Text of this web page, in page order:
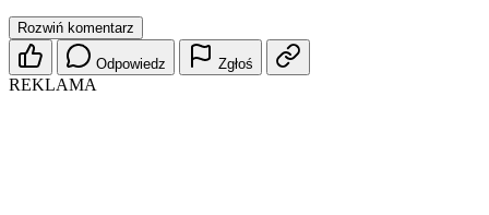
Rozwiń komentarz
Odpowiedz Zgłoś
REKLAMA